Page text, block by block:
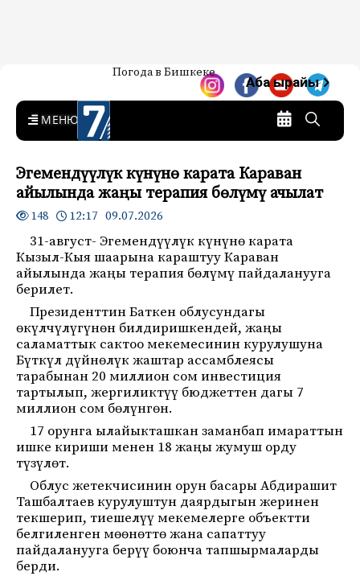
7-канал. Жаңылыктар —
Кыргызстан
Жаңылыктар — Кыргызстан
Погода в Бишкеке
Аба ырайы
MENU
Эгемендүүлүк күнүнө карата Караван
айылында жаңы терапия бөлүмү ачылат
148 12:17 09.07.2026
31-август- Эгемендүүлүк күнүнө карата
Кызыл-Кыя шаарына караштуу Караван
айылында жаңы терапия бөлүмү пайдаланууга
берилет.
Президенттин Баткен облусундагы
өкүлчүлүгүнөн билдиришкендей, жаңы
саламаттык сактоо мекемесинин курулушуна
Бүткүл дүйнөлүк жаштар ассамблеясы
тарабынан 20 миллион сом инвестиция
тартылып, жергиликтүү бюджеттен дагы 7
миллион сом бөлүнгөн.
17 орунга ылайыкташкан заманбап имараттын
ишке кириши менен 18 жаңы жумуш орду
түзүлөт.
Облус жетекчисинин орун басары Абдирашит
Ташбалтаев курулуштун даярдыгын жеринен
текшерип, тиешелүү мекемелерге объектти
белгиленген мөөнөттө жана сапаттуу
пайдаланууга берүү боюнча тапшырмаларды
берди.